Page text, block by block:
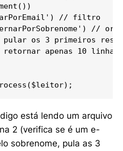
// filtro
//
pular os 3 primeiros
apenas 10 linhas
está lendo um arquivo
2 (verifica se é um e-
sobrenome, pula as 3